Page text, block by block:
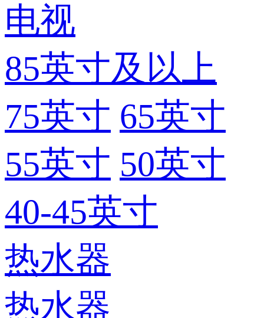
电视
85英寸及以上
75英寸 65英寸
55英寸 50英寸
40-45英寸
热水器
热水器